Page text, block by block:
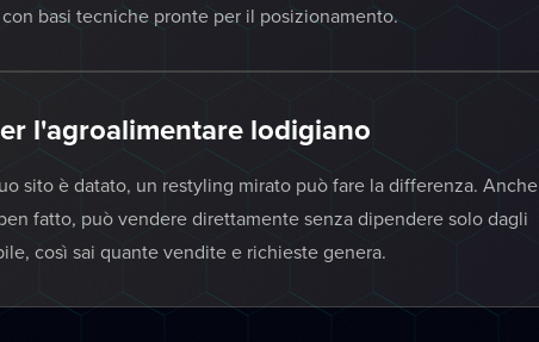
basi tecniche pronte per il posizionamento.
l'agroalimentare lodigiano
sito è datato, un restyling mirato può fare la differenza. Anche
fatto, può vendere direttamente senza dipendere solo dagli
così sai quante vendite e richieste genera.